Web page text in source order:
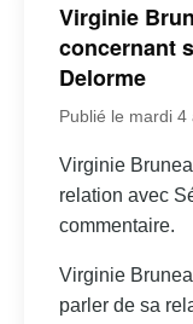
Virginie
concernant
Delorme
Publié le mardi 4
Virginie
relation avec
commentaire.
Virginie
parler de sa